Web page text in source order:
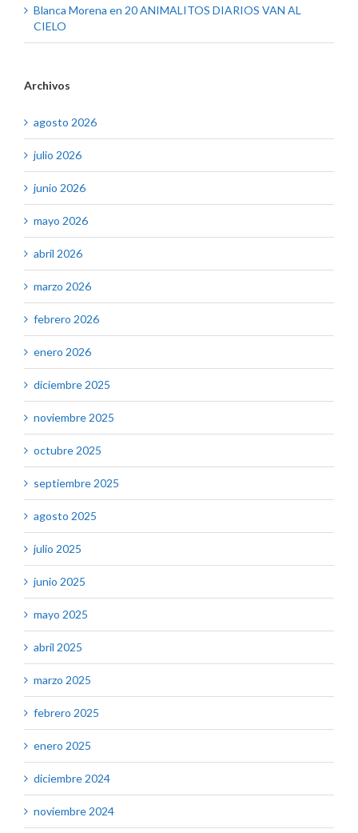
Blanca Morena en 20 ANIMALITOS DIARIOS VAN AL
CIELO
Archivos
agosto 2026
julio 2026
junio 2026
mayo 2026
abril 2026
marzo 2026
febrero 2026
enero 2026
diciembre 2025
noviembre 2025
octubre 2025
septiembre 2025
agosto 2025
julio 2025
junio 2025
mayo 2025
abril 2025
marzo 2025
febrero 2025
enero 2025
diciembre 2024
noviembre 2024